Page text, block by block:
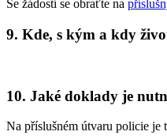
Se žádostí se obraťte na
9. Kde, s kým a kdy
10. Jaké doklady je
Na příslušném útvaru policie je